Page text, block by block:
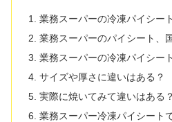
業務スーパーの冷凍パイシー
業務スーパーのパイシート、
業務スーパーの冷凍パイシー
サイズや厚さに違いはある？
実際に焼いてみて違いはある？
業務スーパー冷凍パイシート